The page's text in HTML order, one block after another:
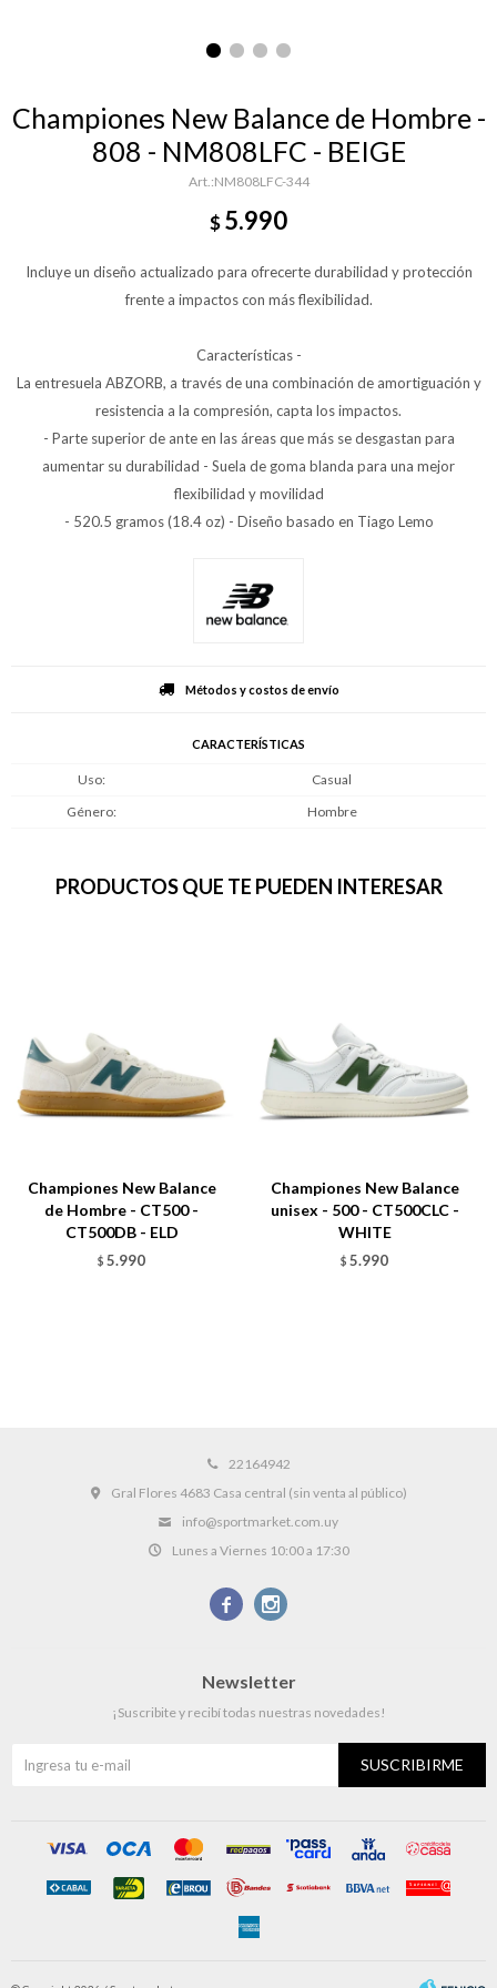
Championes New Balance de Hombre -
808 - NM808LFC - BEIGE
NM808LFC-344
$5.990
Incluye un diseño actualizado para ofrecerte durabilidad y protección
frente a impactos con más flexibilidad.
Características -
La entresuela ABZORB, a través de una combinación de amortiguación y
resistencia a la compresión, capta los impactos.
- Parte superior de ante en las áreas que más se desgastan para
aumentar su durabilidad - Suela de goma blanda para una mejor
flexibilidad y movilidad
- 520.5 gramos (18.4 oz) - Diseño basado en Tiago Lemo
Métodos y costos de envío
CARACTERÍSTICAS
Uso
Casual
Género
Hombre
PRODUCTOS QUE TE PUEDEN INTERESAR
Championes New Balance
de Hombre - CT500 -
CT500DB - ELD
$ 5.990
Championes New Balance
unisex - 500 - CT500CLC -
WHITE
$ 5.990
22164942
Gral Flores 4683 Casa central (sin venta al público)
info@sportmarket.com.uy
Lunes a Viernes 10:00 a 17:30
 
Newsletter
¡Suscribite y recibí todas nuestras novedades!
SUSCRIBIRME